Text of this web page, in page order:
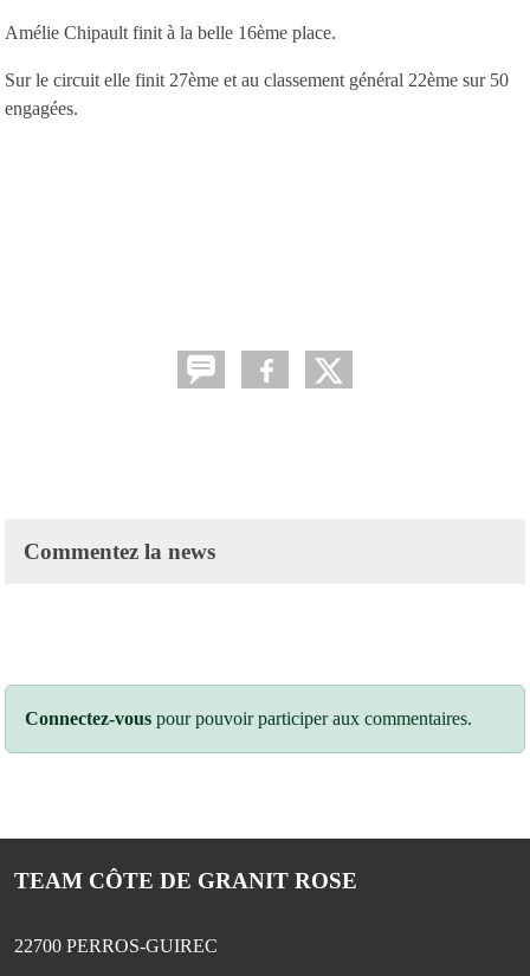
Amélie Chipault finit à la belle 16ème place.
Sur le circuit elle finit 27ème et au classement général 22ème sur 50
engagées.
Commentez la news
Connectez-vous pour pouvoir participer aux commentaires.
TEAM CÔTE DE GRANIT ROSE
22700 PERROS-GUIREC